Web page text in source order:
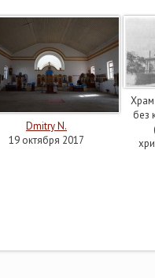
Dmitry N.
19 октября 2017
без